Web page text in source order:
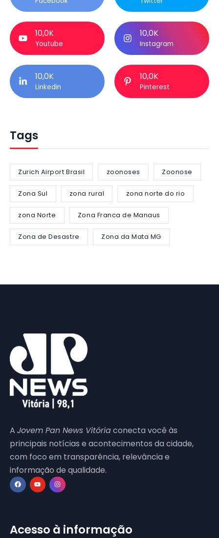
10,0K
Youtube
10,0K
Instagram
10,0K
Linkedin
10,0K
Pinterest
Tags
Zurich Airport Brasil zoonoses Zoonose
Zona Sul zona rural zona norte do rio
zona Norte Zona Franca de Manaus
Zona de Desastre Zona da Mata MG
A Jovem Pan News Vitóriaconecta você às
principais notícias e acontecimentos da cidade,
com foco em transparência, relevância e
informação de qualidade.
Acesso à informação